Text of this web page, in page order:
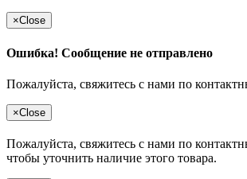
×Close
Ошибка! Сообщение не отправлено
Пожалуйста, свяжитесь с нами по
×Close
Пожалуйста, свяжитесь с нами по
чтобы уточнить наличие этого товара.